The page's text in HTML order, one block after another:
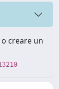
creare un